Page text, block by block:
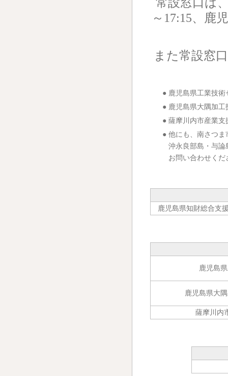
～17:15、鹿
また常設窓
● 鹿児島県工業技
● 鹿児島県大隅加工
● 薩摩川内市産業支
● 他にも、南さつま
沖永良部島・与論
お問い合わせくだ
鹿児島県知財総合支
鹿児島
鹿児島県大
薩摩川内